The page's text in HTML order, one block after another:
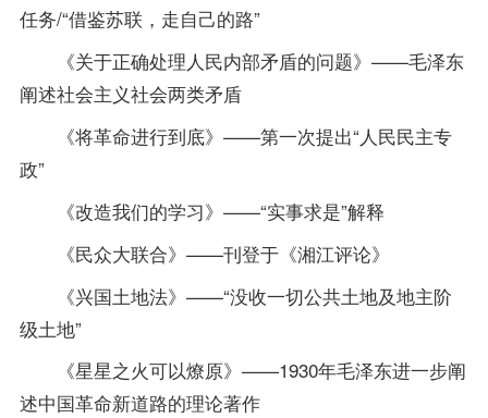
任务/“借鉴苏联，走自己的路”
《关于正确处理人民内部矛盾的问题》——毛泽东
阐述社会主义社会两类矛盾
《将革命进行到底》——第一次提出“人民民主专
政”
《改造我们的学习》——“实事求是”解释
《民众大联合》——刊登于《湘江评论》
《兴国土地法》——“没收一切公共土地及地主阶
级土地”
《星星之火可以燎原》——1930年毛泽东进一步阐
述中国革命新道路的理论著作